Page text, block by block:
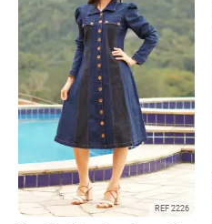
REF 2226